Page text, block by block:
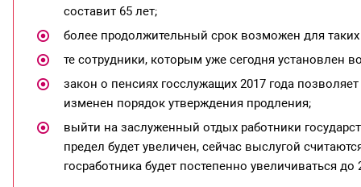
составит 65 лет;
более продолжительный срок возможен для
те сотрудники, которым уже сегодня установлен
закон о пенсиях госслужащих 2017 года
изменен порядок утверждения продления;
выйти на заслуженный отдых работники
предел будет увеличен, сейчас выслугой
госработника будет постепенно увеличиваться до